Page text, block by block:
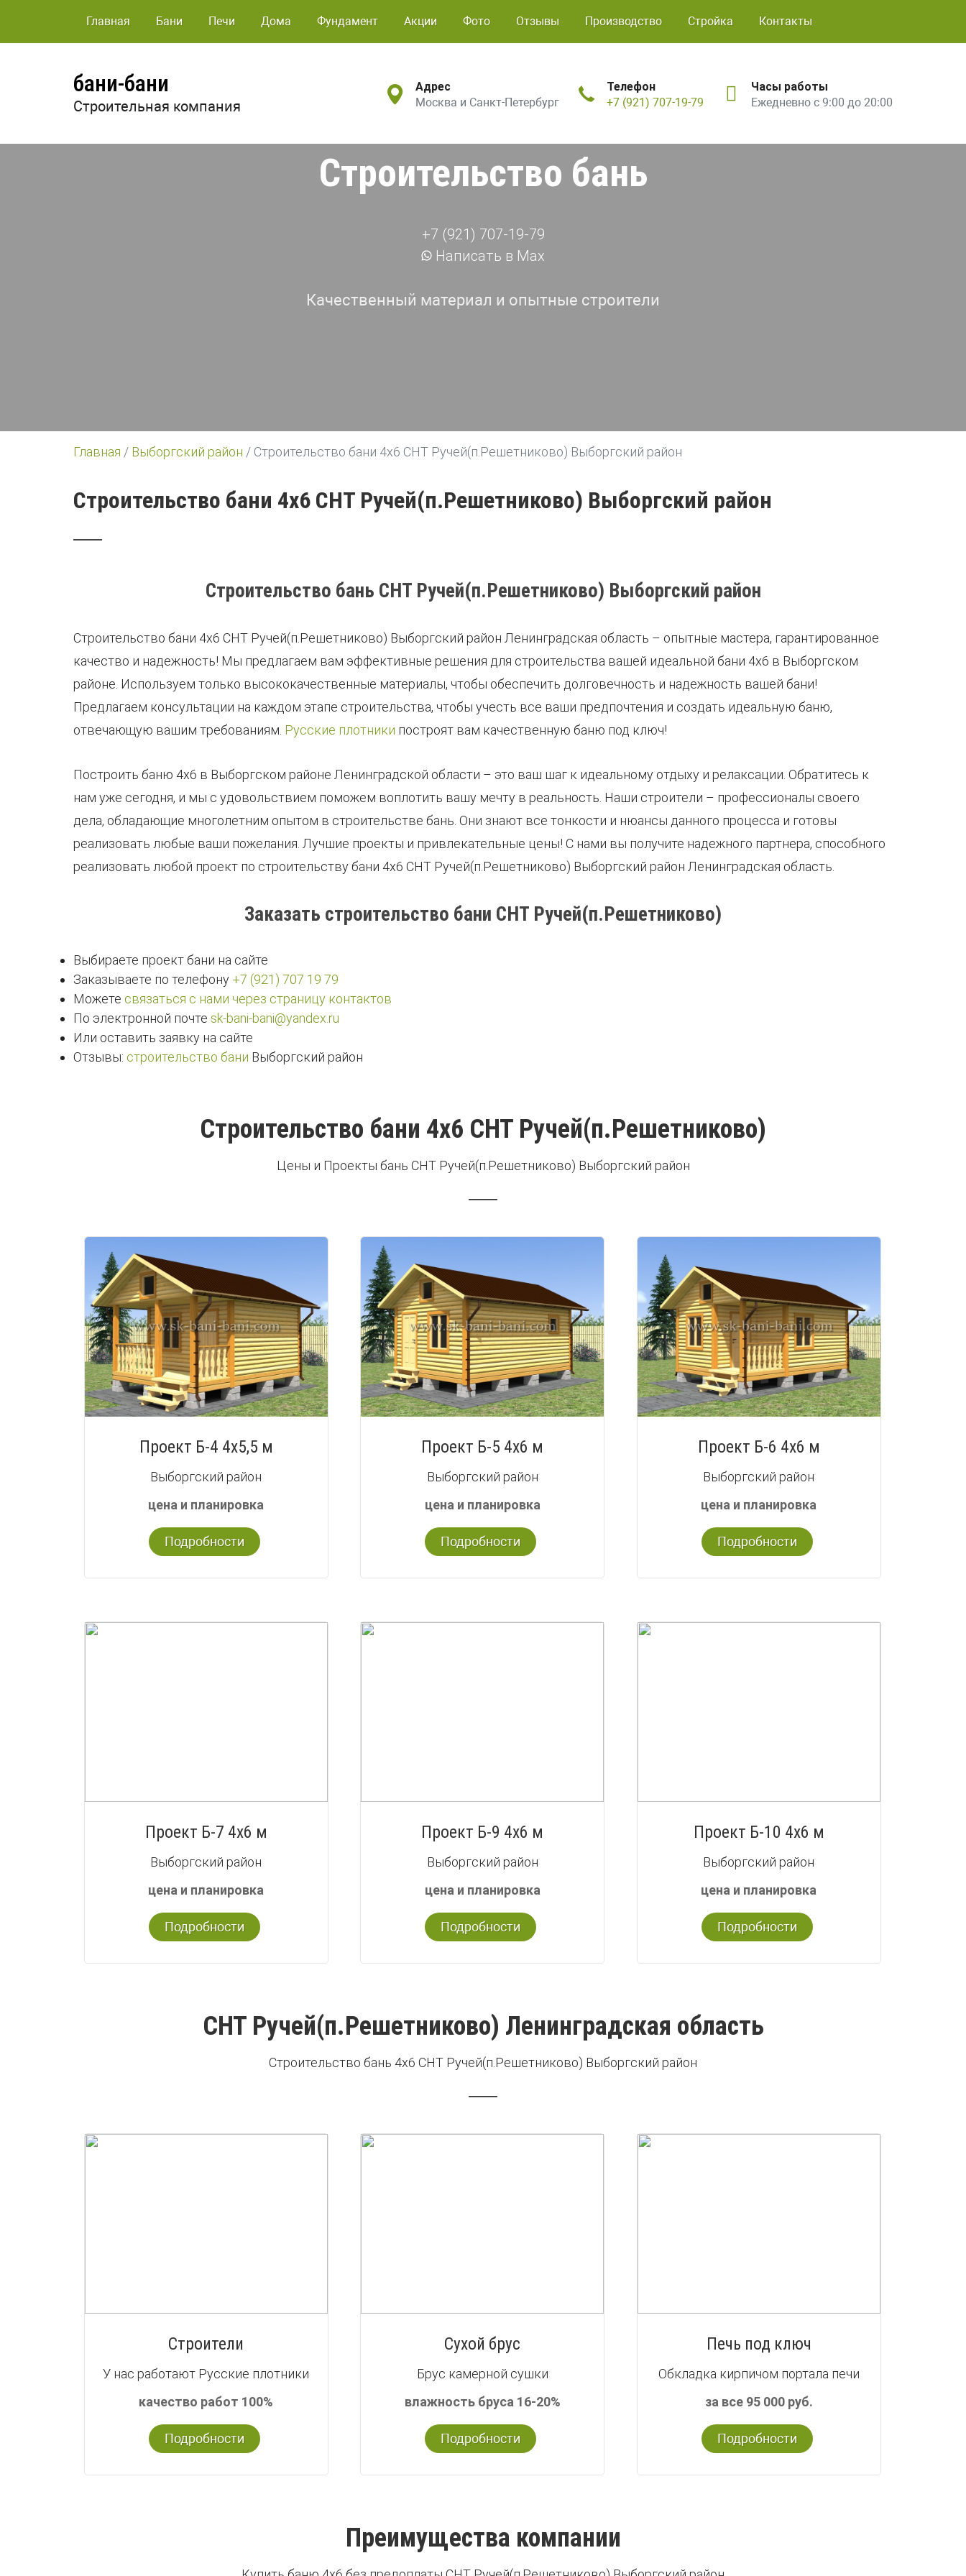
Главная Бани Печи Дома Фундамент Акции Фото Отзывы Производство Стройка Контакты
бани-бани
Строительная компания
Адрес
Москва и Санкт-Петербург
Телефон
+7 (921) 707-19-79
Часы работы
Ежедневно с 9:00 до 20:00
Строительство бань
+7 (921) 707-19-79
Написать в Max
Качественный материал и опытные строители
Главная / Выборгский район / Строительство бани 4х6 СНТ Ручей(п.Решетниково) Выборгский район
Строительство бани 4х6 СНТ Ручей(п.Решетниково) Выборгский район
Строительство бань СНТ Ручей(п.Решетниково) Выборгский район
Строительство бани 4х6 СНТ Ручей(п.Решетниково) Выборгский район Ленинградская область – опытные мастера, гарантированное
качество и надежность! Мы предлагаем вам эффективные решения для строительства вашей идеальной бани 4х6 в Выборгском
районе. Используем только высококачественные материалы, чтобы обеспечить долговечность и надежность вашей бани!
Предлагаем консультации на каждом этапе строительства, чтобы учесть все ваши предпочтения и создать идеальную баню,
отвечающую вашим требованиям. Русские плотники построят вам качественную баню под ключ!
Построить баню 4х6 в Выборгском районе Ленинградской области – это ваш шаг к идеальному отдыху и релаксации. Обратитесь к
нам уже сегодня, и мы с удовольствием поможем воплотить вашу мечту в реальность. Наши строители – профессионалы своего
дела, обладающие многолетним опытом в строительстве бань. Они знают все тонкости и нюансы данного процесса и готовы
реализовать любые ваши пожелания. Лучшие проекты и привлекательные цены! С нами вы получите надежного партнера, способного
реализовать любой проект по строительству бани 4х6 СНТ Ручей(п.Решетниково) Выборгский район Ленинградская область.
Заказать строительство бани СНТ Ручей(п.Решетниково)
Выбираете проект бани на сайте
Заказываете по телефону +7 (921) 707 19 79
Можете связаться с нами через страницу контактов
По электронной почте sk-bani-bani@yandex.ru
Или оставить заявку на сайте
Отзывы: строительство бани Выборгский район
Строительство бани 4х6 СНТ Ручей(п.Решетниково)
Цены и Проекты бань СНТ Ручей(п.Решетниково) Выборгский район
Проект Б-4 4х5,5 м
Выборгский район
цена и планировка
Подробности
Проект Б-5 4х6 м
Выборгский район
цена и планировка
Подробности
Проект Б-6 4х6 м
Выборгский район
цена и планировка
Подробности
Проект Б-7 4х6 м
Выборгский район
цена и планировка
Подробности
Проект Б-9 4х6 м
Выборгский район
цена и планировка
Подробности
Проект Б-10 4х6 м
Выборгский район
цена и планировка
Подробности
СНТ Ручей(п.Решетниково) Ленинградская область
Строительство бань 4х6 СНТ Ручей(п.Решетниково) Выборгский район
Строители
У нас работают Русские плотники
качество работ 100%
Подробности
Сухой брус
Брус камерной сушки
влажность бруса 16-20%
Подробности
Печь под ключ
Обкладка кирпичом портала печи
за все 95 000 руб.
Подробности
Преимущества компании